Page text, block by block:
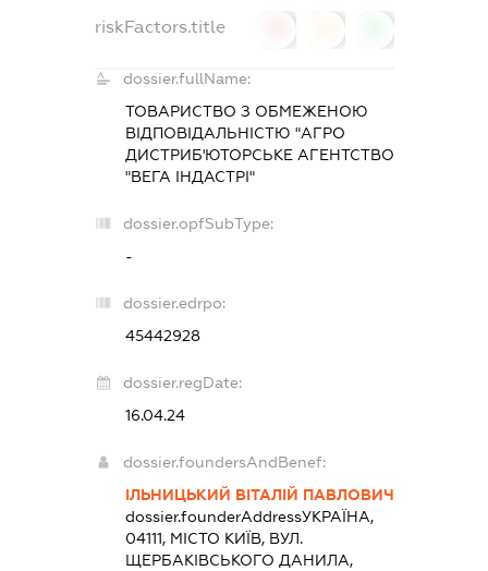
riskFactors.title
dossier.fullName:
ТОВАРИСТВО З ОБМЕЖЕНОЮ
ВІДПОВІДАЛЬНІСТЮ "АГРО
ДИСТРИБ'ЮТОРСЬКЕ АГЕНТСТВО
"ВЕГА ІНДАСТРІ"
dossier.opfSubType:
-
dossier.edrpo:
45442928
dossier.regDate:
16.04.24
dossier.foundersAndBenef:
ІЛЬНИЦЬКИЙ ВІТАЛІЙ ПАВЛОВИЧ
dossier.founderAddressУКРАЇНА,
04111, МІСТО КИЇВ, ВУЛ.
ЩЕРБАКІВСЬКОГО ДАНИЛА,